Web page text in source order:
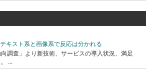
キスト系と画像系で反応は分かれる
向調査」より新技術、サービスの導入状況、満足
...